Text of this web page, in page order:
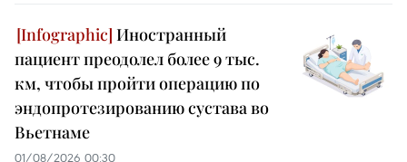
Иностранный
пациент преодолел более 9 тыс.
км, чтобы пройти операцию по
эндопротезированию сустава во
Вьетнаме
01/08/2026 00:30